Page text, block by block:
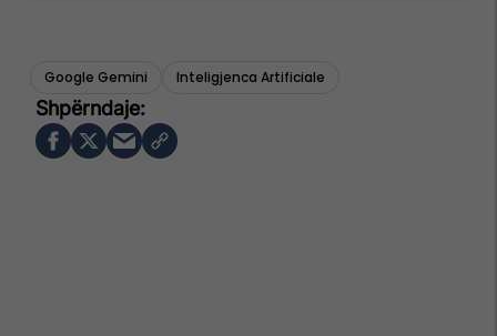
Google Gemini Inteligjenca Artificiale